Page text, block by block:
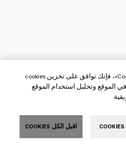
بالنقر فوق «قبول الكل Cookies»، فإنك توافق على تخزين cookies
الموقع وتحليل استخدام الموقع
اقبل الكل COOKIES